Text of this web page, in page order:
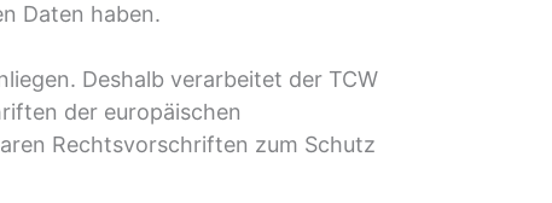
Daten haben.
Deshalb verarbeitet der TCW
der europäischen
Rechtsvorschriften zum Schutz